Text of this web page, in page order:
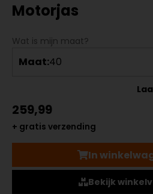
Motorjas
Wat is mijn maat?
Maat:40
259,99
+ gratis verzending
In
Bekijk